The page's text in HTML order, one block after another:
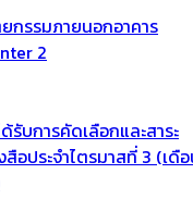
รรมภายนอกอาคาร
2
บการคัดเลือกและสาระ
ประจำไตรมาสที่ 3 (เดื